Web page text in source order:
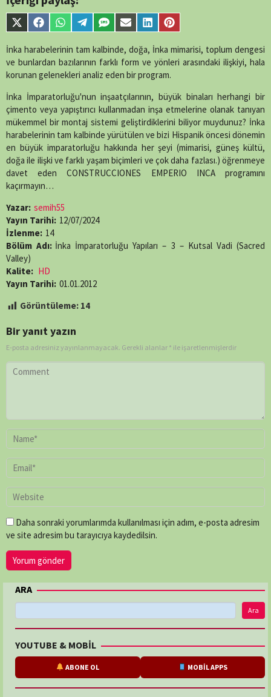
Share
on
X
(Twitter)
Share
on
Facebook
Share
on
WhatsApp
Share
on
Telegram
Share
on
SMS
Share
on
Email
Share
on
LinkedIn
Share
on
Pinterest
İnka harabelerinin tam kalbinde, doğa, İnka mimarisi, toplum dengesi
ve bunlardan bazılarının farklı form ve yönleri arasındaki ilişkiyi, hala
korunan gelenekleri analiz eden bir program.
İnka İmparatorluğu'nun inşaatçılarının, büyük binaları herhangi bir
çimento veya yapıştırıcı kullanmadan inşa etmelerine olanak tanıyan
mükemmel bir montaj sistemi geliştirdiklerini biliyor muydunuz? İnka
harabelerinin tam kalbinde yürütülen ve bizi Hispanik öncesi dönemin
en büyük imparatorluğu hakkında her şeyi (mimarisi, güneş kültü,
doğa ile ilişki ve farklı yaşam biçimleri ve çok daha fazlası.) öğrenmeye
davet eden CONSTRUCCIONES EMPERIO INCA programını
kaçırmayın…
Yazar: semih55
Yayın Tarihi: 12/07/2024
İzlenme: 14
Bölüm Adı: İnka İmparatorluğu Yapıları – 3 – Kutsal Vadi (Sacred
Valley)
Kalite: HD
Yayın Tarihi: 01.01.2012
Görüntüleme: 14
Bir yanıt yazın
E-posta adresiniz yayınlanmayacak. Gerekli alanlar * ile işaretlenmişlerdir
Daha sonraki yorumlarımda kullanılması için adım, e-posta adresim
ve site adresim bu tarayıcıya kaydedilsin.
ARA
Ara
YOUTUBE & MOBİL
ABONE OL MOBİL APPS